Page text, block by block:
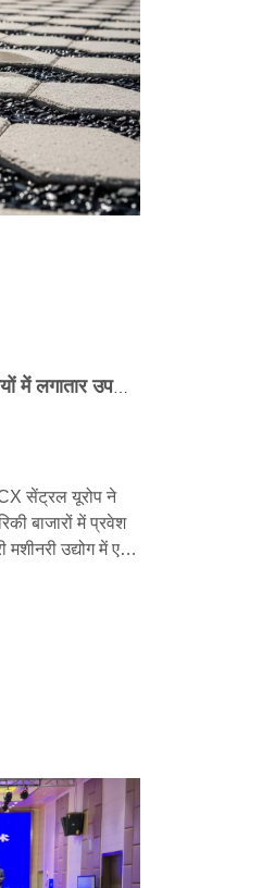
क्यूनफेंग मशीनरी ने यूरोप और अमेरिका में प्रमुख अंतर्राष्ट्रीय प्रदर्शनियों में लगातार उपस्थिति दर्ज कराई है, और एक बहु-आयामी रणनीति के माध्यम से अपने वैश्विक बाजार का विस्तार कर रही है।
सेंट्रल यूरोप ने
बाजारों में प्रवेश
उद्योग में एक